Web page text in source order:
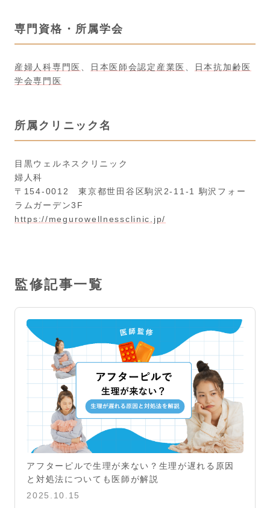
専門資格・所属学会
産婦人科専門医 日本医師会認定産業医
日本抗加齢医
学会専門医
所属クリニック名
目黒ウェルネスクリニック
婦人科
〒154-0012 東京都世田谷区駒沢2-11-1 駒沢フォー
ラムガーデン3F
https://megurowellnessclinic.jp/
監修記事一覧
アフターピルで生理が来ない？生理が遅れる原因
と対処法についても医師が解説
2025.10.15